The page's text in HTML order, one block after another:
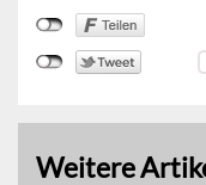
Weitere